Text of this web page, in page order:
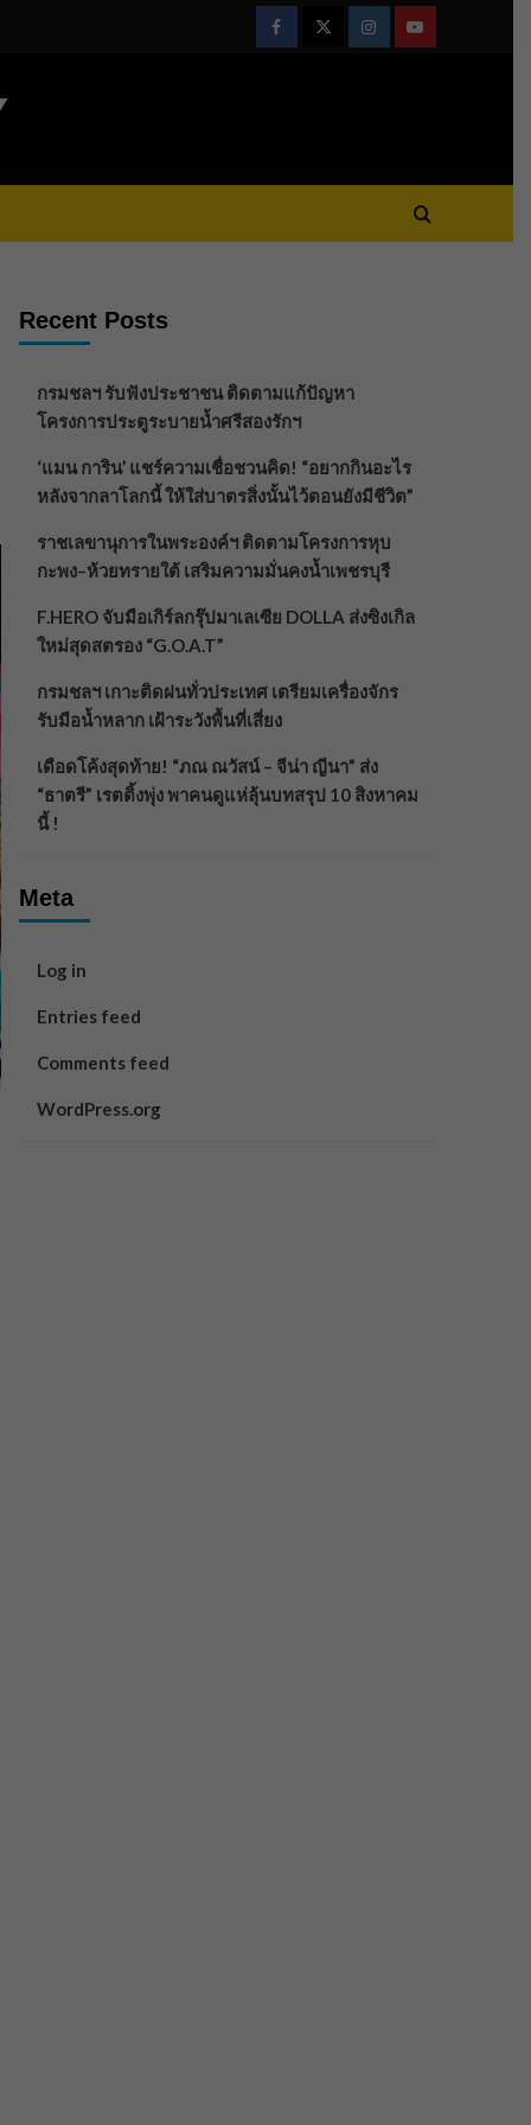
FacebookTwitterInstagramYoutube
Recent Posts
กรมชลฯ รับฟังประชาชน ติดตามแก้ปัญหา
โครงการประตูระบายน้ำศรีสองรักฯ
‘แมน การิน’ แชร์ความเชื่อชวนคิด! “อยากกินอะไร
หลังจากลาโลกนี้ ให้ใส่บาตรสิ่งนั้นไว้ตอนยังมีชีวิต”
ราชเลขานุการในพระองค์ฯ ติดตามโครงการหุบ
กะพง–ห้วยทรายใต้ เสริมความมั่นคงน้ำเพชรบุรี
F.HERO จับมือเกิร์ลกรุ๊ปมาเลเซีย DOLLA ส่งซิงเกิล
ใหม่สุดสตรอง “G.O.A.T”
กรมชลฯ เกาะติดฝนทั่วประเทศ เตรียมเครื่องจักร
รับมือน้ำหลาก เฝ้าระวังพื้นที่เสี่ยง
เดือดโค้งสุดท้าย! “ภณ ณวัสน์ – จีน่า ญีนา” ส่ง
“ธาตรี” เรตติ้งพุ่ง พาคนดูแห่ลุ้นบทสรุป 10 สิงหาคม
นี้ !
Meta
Log in
Entries feed
Comments feed
WordPress.org